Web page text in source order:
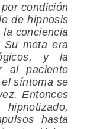
condición
de hipnosis
conciencia
Su meta era
y la
al paciente
síntoma se
Entonces
hasta